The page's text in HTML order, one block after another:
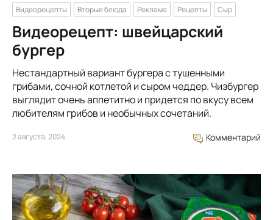
Видеорецепты
Вторые блюда Реклама Рецепты Сыр
Видеорецепт: швейцарский
бургер
Нестандартный вариант бургера с тушенными
грибами, сочной котлетой и сыром чеддер. Чизбургер
выглядит очень аппетитно и придется по вкусу всем
любителям грибов и необычных сочетаний.
2 августа, 2024 Комментарий